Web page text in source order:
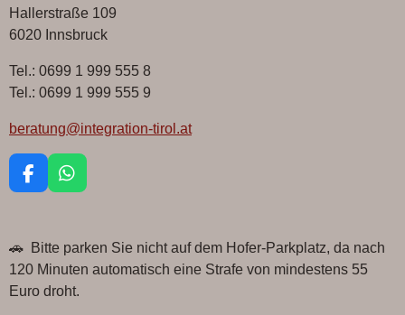
n
n
n
Hallerstraße 109
6020 Innsbruck
Tel.: 0699 1 999 555 8
Tel.: 0699 1 999 555 9
beratung@integration-tirol.at
F
a
b
o
k
W
h
s
A
p
p
🚗 Bitte parken Sie nicht auf dem Hofer-Parkplatz, da nach
120 Minuten automatisch eine Strafe von mindestens 55
Euro droht.